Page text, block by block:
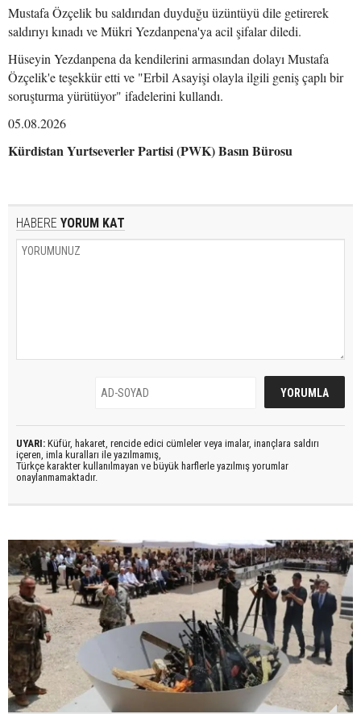
Mustafa Özçelik bu saldırıdan duyduğu üzüntüyü dile getirerek
saldırıyı kınadı ve Mükri Yezdanpena'ya acil şifalar diledi.
Hüseyin Yezdanpena da kendilerini armasından dolayı Mustafa
Özçelik'e teşekkür etti ve "Erbil Asayişi olayla ilgili geniş çaplı bir
soruşturma yürütüyor" ifadelerini kullandı.
05.08.2026
Kürdistan Yurtseverler Partisi (PWK) Basın Bürosu
HABERE YORUM KAT
UYARI: Küfür, hakaret, rencide edici cümleler veya imalar, inançlara saldırı
içeren, imla kuralları ile yazılmamış,
Türkçe karakter kullanılmayan ve büyük harflerle yazılmış yorumlar
onaylanmamaktadır.